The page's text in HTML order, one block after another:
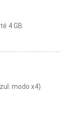
4 GB
modo x4)